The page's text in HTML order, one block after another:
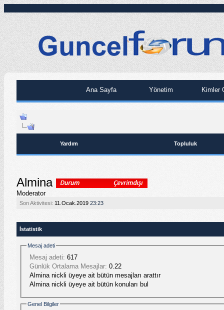
Ana Sayfa Yönetim Kimler
Yardım Topluluk
Almina
Moderator
Son Aktivitesi: 11.Ocak.2019 23:23
İstatistik
Mesaj adeti
Mesaj adeti: 617
Günlük Ortalama Mesajlar: 0.22
Almina nickli üyeye ait bütün mesajları arattır
Almina nickli üyeye ait bütün konuları bul
Genel Bilgiler